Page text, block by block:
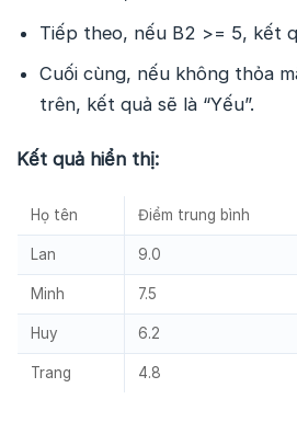
Tiếp theo, nếu B2 >= 5, kết
Cuối cùng, nếu không thỏa
trên, kết quả sẽ là “Yếu”.
Kết quả hiển thị:
Họ tên Điểm trung bình
Lan 9.0
Minh 7.5
Huy 6.2
Trang 4.8